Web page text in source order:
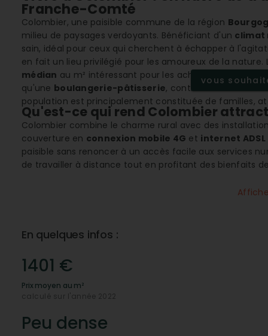
Franche-Comté
Colombier, une paisible commune de la région
milieu de paysages verdoyants. Bénéficiant d'un climat
sain, idéal pour ceux qui cherchent à échapper à
en fait un lieu privilégié pour les amoureux de la
médian au m² intéressant pour les acheteurs en
qu'une boulangerie-pâtisserie, contribuent au
population est principalement constituée de familles,
vous
Qu'est-ce qui rend Colombier
Colombier combine le charme rural avec des
couverture en connexion mobile 4G et internet ADSL
paisible sans renoncer à un accès facile aux services
de travailler à distance tout en profitant des bienfaits
Pour les familles, Colombier est un choix judicieux
événements qui renforcent les liens sociaux entre les
boulangerie-pâtisserie
Quelles opportunités pour les
En quelques infos :
1401 €
Prix moyen au m²
calculé sur l'année 2022
Peu dense